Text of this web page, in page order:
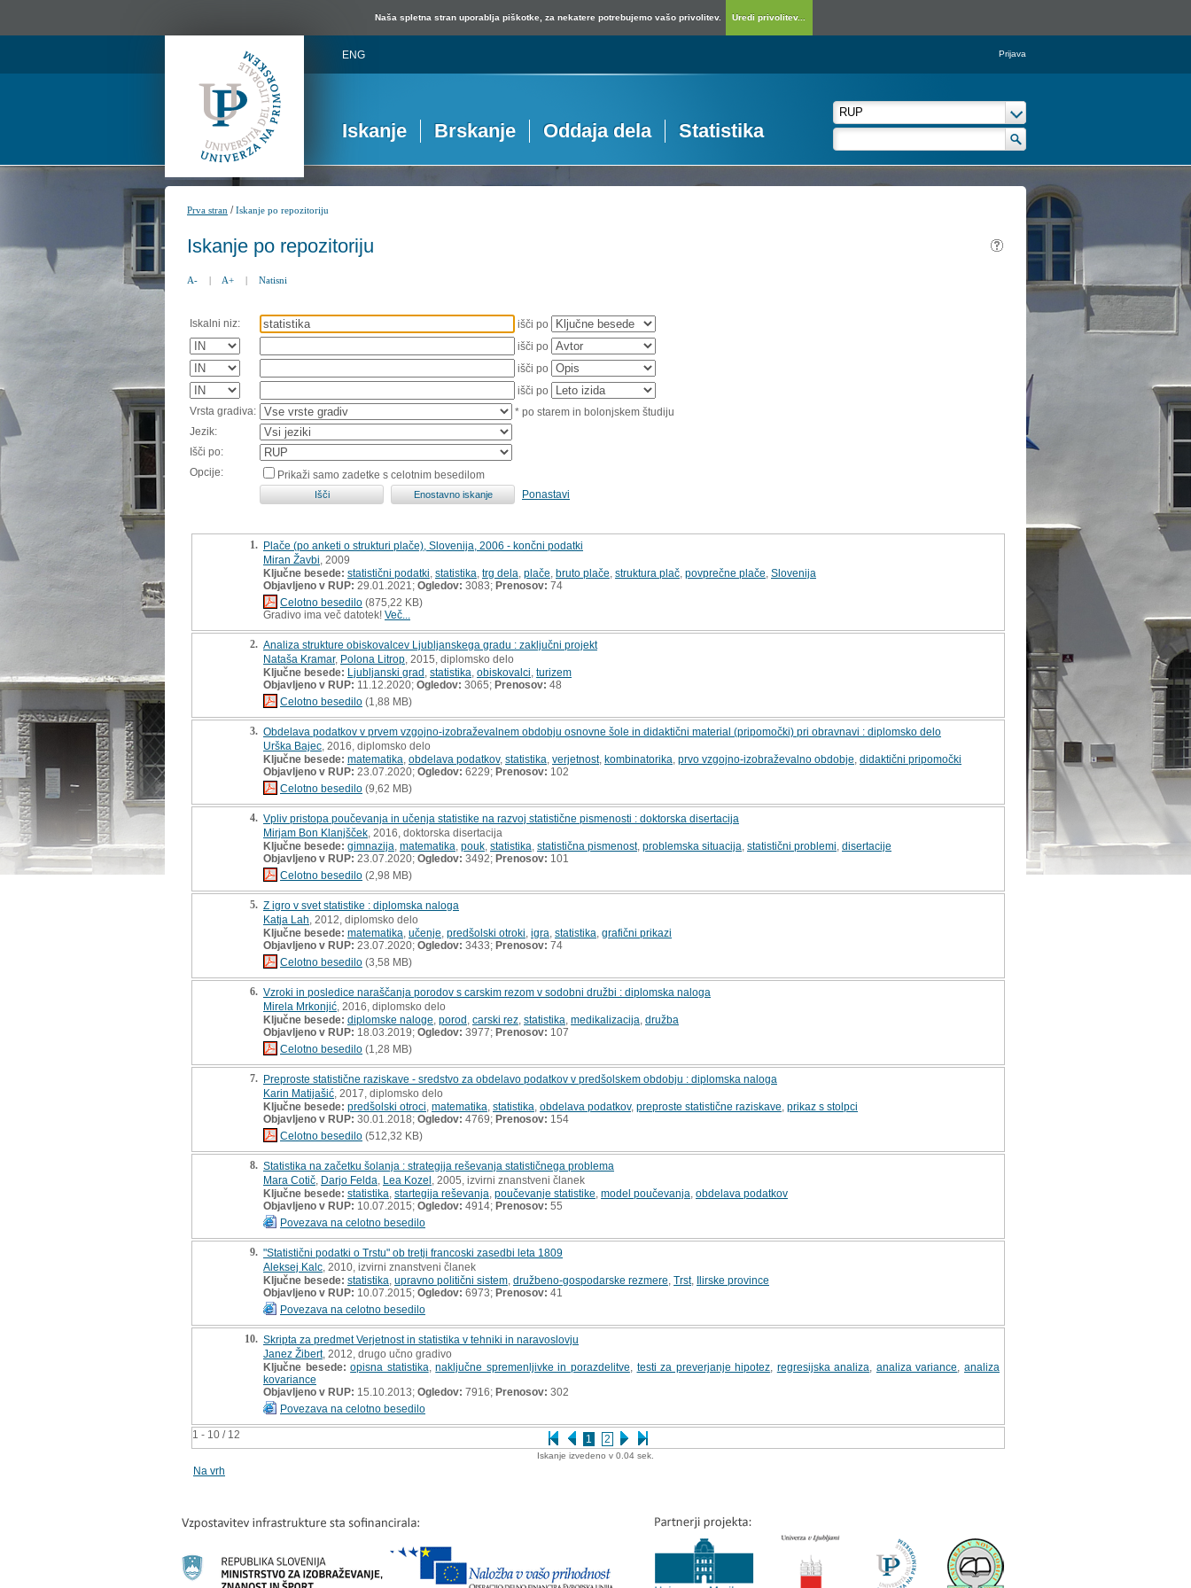
Naša spletna stran uporablja piškotke, za nekatere potrebujemo vašo privolitev. Uredi privolitev...
ENG Prijava
Iskanje Brskanje Oddaja dela Statistika
Prva stran /Iskanje po repozitoriju
Iskanje po repozitoriju
A- | A+ | Natisni
Iskalni niz:
išči po
išči po
išči po
išči po
Vrsta gradiva:
* po starem in bolonjskem študiju
Jezik:
Išči po:
Opcije:
Prikaži samo zadetke s celotnim besedilom
Ponastavi
1 - 10 / 12 1 2
1. Plače (po anketi o strukturi plače), Slovenija, 2006 - končni podatki
Miran Žavbi , 2009
Ključne besede: statistični podatki statistika trg dela plače bruto plače struktura plač povprečne plače Slovenija
Objavljeno v RUP: 29.01.2021; Ogledov: 3083; Prenosov: 74
Celotno besedilo (875,22 KB)
Gradivo ima več datotek! Več...
2. Analiza strukture obiskovalcev Ljubljanskega gradu : zaključni projekt
Nataša Kramar, Polona Litrop , 2015, diplomsko delo
Ključne besede: Ljubljanski grad statistika obiskovalci turizem
Objavljeno v RUP: 11.12.2020; Ogledov: 3065; Prenosov: 48
Celotno besedilo (1,88 MB)
3. Obdelava podatkov v prvem vzgojno-izobraževalnem obdobju osnovne šole in didaktični material (pripomočki) pri obravnavi : diplomsko delo
Urška Bajec , 2016, diplomsko delo
Ključne besede: matematika obdelava podatkov, statistika verjetnost, kombinatorika prvo vzgojno-izobraževalno obdobje didaktični pripomočki
Objavljeno v RUP: 23.07.2020; Ogledov: 6229; Prenosov: 102
Celotno besedilo (9,62 MB)
4. Vpliv pristopa poučevanja in učenja statistike na razvoj statistične pismenosti : doktorska disertacija
Mirjam Bon Klanjšček , 2016, doktorska disertacija
Ključne besede: gimnazija matematika pouk statistika statistična pismenost, problemska situacija statistični problemi disertacije
Objavljeno v RUP: 23.07.2020; Ogledov: 3492; Prenosov: 101
Celotno besedilo (2,98 MB)
5. Z igro v svet statistike : diplomska naloga
Katja Lah , 2012, diplomsko delo
Ključne besede: matematika učenje predšolski otroki igra statistika grafični prikazi
Objavljeno v RUP: 23.07.2020; Ogledov: 3433; Prenosov: 74
Celotno besedilo (3,58 MB)
6. Vzroki in posledice naraščanja porodov s carskim rezom v sodobni družbi : diplomska naloga
Mirela Mrkonjić , 2016, diplomsko delo
Ključne besede: diplomske naloge porod carski rez statistika medikalizacija družba
Objavljeno v RUP: 18.03.2019; Ogledov: 3977; Prenosov: 107
Celotno besedilo (1,28 MB)
7. Preproste statistične raziskave - sredstvo za obdelavo podatkov v predšolskem obdobju : diplomska naloga
Karin Matijašić , 2017, diplomsko delo
Ključne besede: predšolski otroci matematika statistika obdelava podatkov, preproste statistične raziskave prikaz s stolpci
Objavljeno v RUP: 30.01.2018; Ogledov: 4769; Prenosov: 154
Celotno besedilo (512,32 KB)
8. Statistika na začetku šolanja : strategija reševanja statističnega problema
Mara Cotič Darjo Felda Lea Kozel , 2005, izvirni znanstveni članek
Ključne besede: statistika startegija reševanja poučevanje statistike model poučevanja obdelava podatkov
Objavljeno v RUP: 10.07.2015; Ogledov: 4914; Prenosov: 55
Povezava na celotno besedilo
9. "Statistični podatki o Trstu" ob tretji francoski zasedbi leta 1809
Aleksej Kalc , 2010, izvirni znanstveni članek
Ključne besede: statistika upravno politični sistem družbeno-gospodarske rezmere Trst, Ilirske province
Objavljeno v RUP: 10.07.2015; Ogledov: 6973; Prenosov: 41
Povezava na celotno besedilo
10. Skripta za predmet Verjetnost in statistika v tehniki in naravoslovju
Janez Žibert, 2012, drugo učno gradivo
Ključne besede: opisna statistika ,naključne spremenljivke in porazdelitve testi za preverjanje hipotez regresijska analiza analiza variance
analiza
kovariance
Objavljeno v RUP: 15.10.2013; Ogledov: 7916; Prenosov: 302
Povezava na celotno besedilo
Iskanje izvedeno v 0.04 sek.
Na vrh